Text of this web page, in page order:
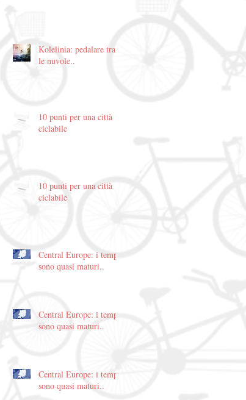
Kolelinia: pedalare tra
le nuvole..
10 punti per una città
ciclabile
10 punti per una città
ciclabile
Central Europe: i tempi
sono quasi maturi..
Central Europe: i tempi
sono quasi maturi..
Central Europe: i tempi
sono quasi maturi..